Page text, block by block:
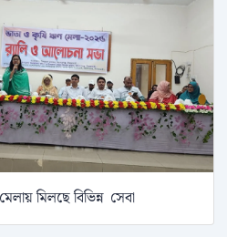
মিলছে বিভিন্ন সেবা